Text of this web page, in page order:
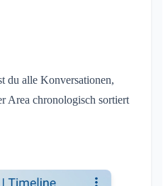
du alle Konversationen,
Area chronologisch sortiert